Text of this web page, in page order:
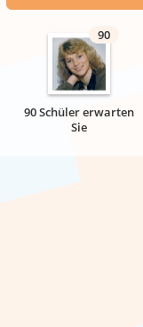
90
90 Schüler erwarten
Sie